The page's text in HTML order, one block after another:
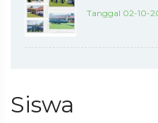
Tanggal 02-10-
Siswa